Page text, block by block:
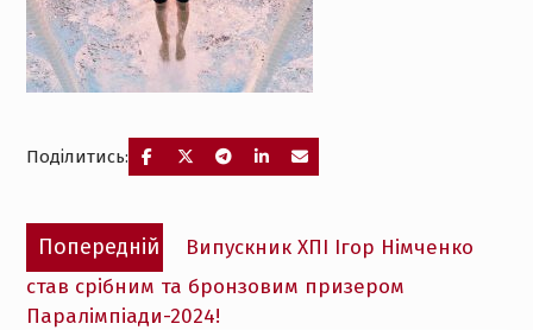
Поділитись:
Навігація
записів
Попередній
Попередній
запис:
Випускник ХПІ Ігор Німченко
став срібним та бронзовим призером
Паралімпіади-2024!